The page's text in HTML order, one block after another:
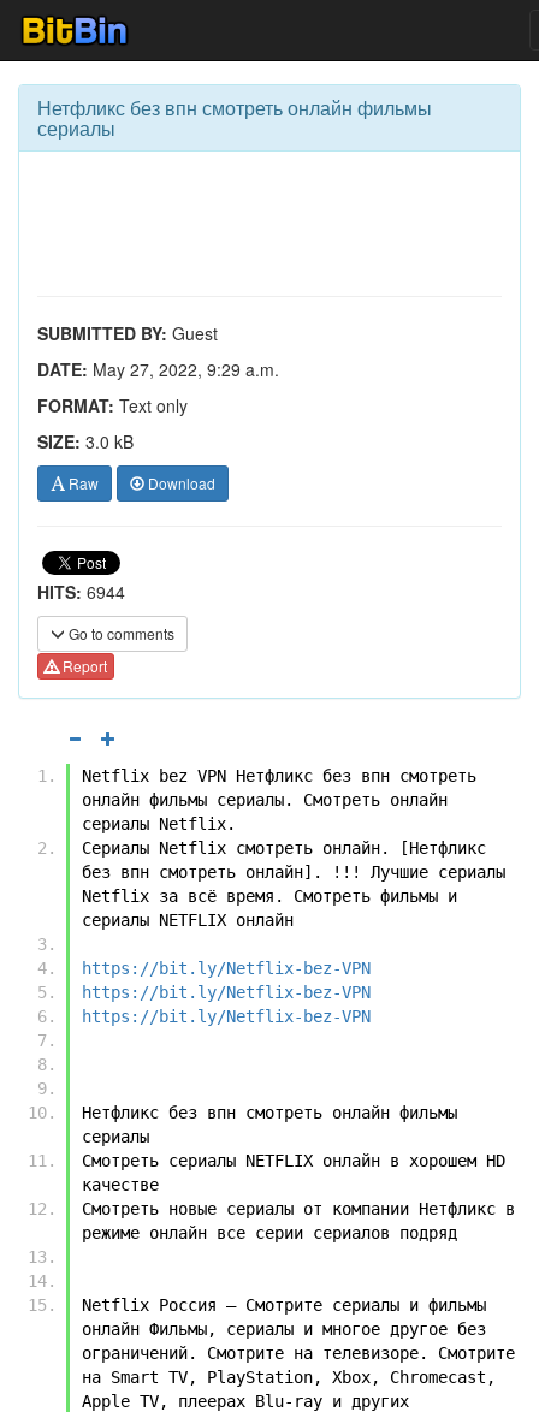
Нетфликс без впн смотреть онлайн фильмы
сериалы
SUBMITTED BY: Guest
DATE: May 27, 2022, 9:29 a.m.
FORMAT: Text only
SIZE: 3.0 kB
Raw Download
HITS: 6944
Go to comments
Report
Netflix bez VPN Нетфликс без впн смотреть
онлайн фильмы сериалы. Смотреть онлайн
сериалы Netflix.
Сериалы Netflix смотреть онлайн. [Нетфликс
без впн смотреть онлайн]. !!! Лучшие сериалы
Netflix за всё время. Смотреть фильмы и
сериалы NETFLIX онлайн
https://bit.ly/Netflix-bez-VPN
https://bit.ly/Netflix-bez-VPN
https://bit.ly/Netflix-bez-VPN
Нетфликс без впн смотреть онлайн фильмы
сериалы
Смотреть сериалы NETFLIX онлайн в хорошем HD
качестве
Смотреть новые сериалы от компании Нетфликс в
режиме онлайн все серии сериалов подряд
Netflix Россия — Смотрите сериалы и фильмы
онлайн Фильмы, сериалы и многое другое без
ограничений. Смотрите на телевизоре. Смотрите
на Smart TV, PlayStation, Xbox, Chromecast,
Apple TV, плеерах Blu-ray и других